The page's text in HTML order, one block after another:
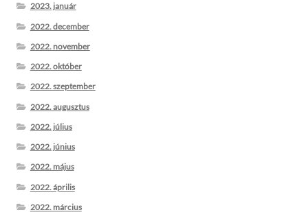
2023. január
2022. december
2022. november
2022. október
2022. szeptember
2022. augusztus
2022. július
2022. június
2022. május
2022. április
2022. március